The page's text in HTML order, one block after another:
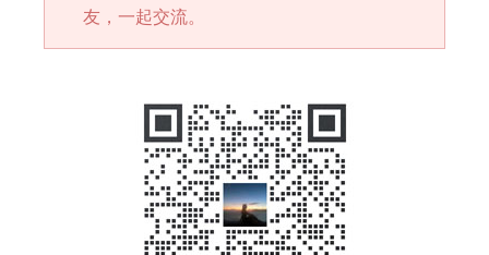
友，一起交流。